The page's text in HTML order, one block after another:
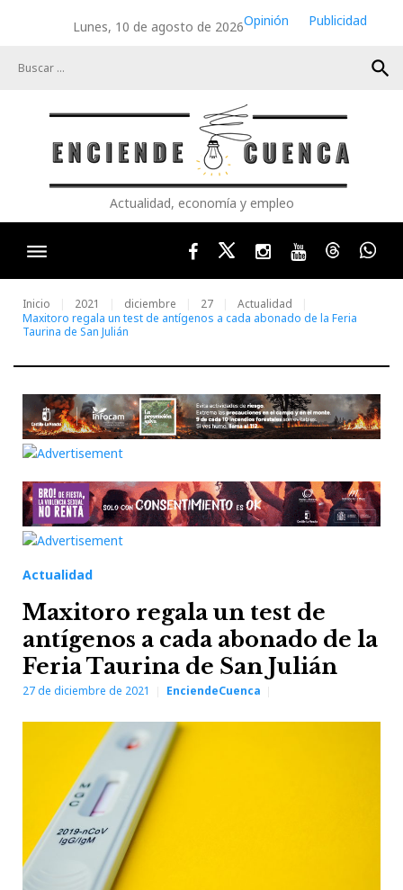
Lunes, 10 de agosto de 2026Opinión
Publicidad
search
Actualidad, economía y empleo
FacebookTwitterInstagram
YoutubeThreads
Inicio 2021 diciembre 27
Actualidad
Maxitoro regala un test de antígenos a cada abonado de la Feria
Taurina de San Julián
Actualidad
Maxitoro regala un test de
antígenos a cada abonado de la
Feria Taurina de San Julián
27 de diciembre de 2021 EnciendeCuenca